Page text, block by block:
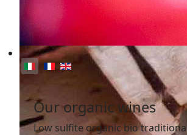
Seleziona la tua lingua
Our organic wines
Low sulfite organic bio